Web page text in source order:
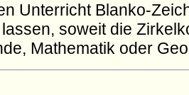
Unterricht Blanko-
soweit die
Mathematik oder